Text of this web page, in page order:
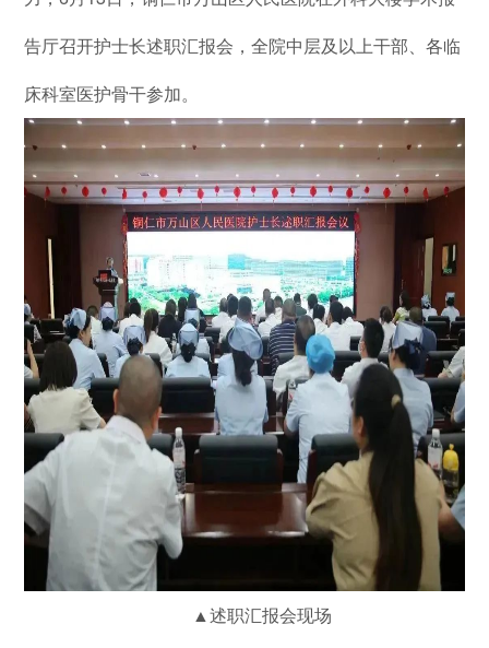
告厅召开护士长述职汇报会，全院中层及以上干部、各临
床科室医护骨干参加。
▲述职汇报会现场